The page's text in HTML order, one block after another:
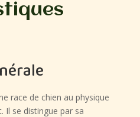
race de chien au physique
Il se distingue par sa